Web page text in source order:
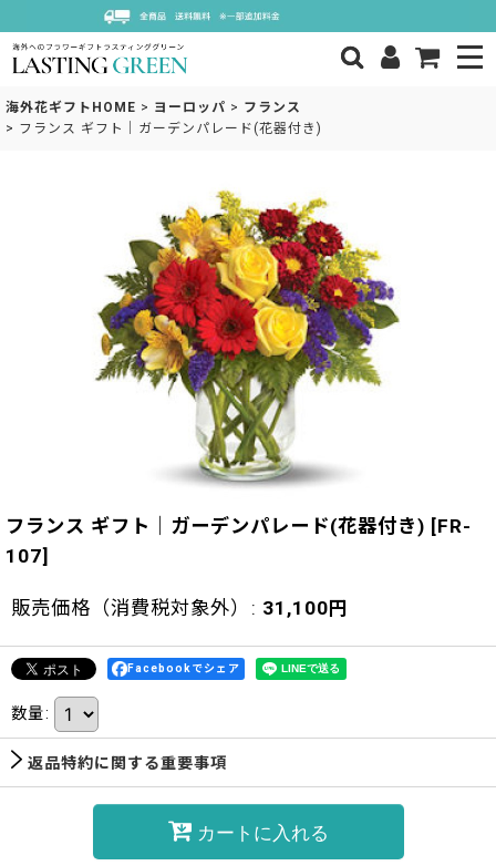
海外花ギフトHOME > ヨーロッパ > フランス
> フランス ギフト｜ガーデンパレード(花器付き)
フランス ギフト｜ガーデンパレード(花器付き) [FR-
107]
販売価格（消費税対象外） : 31,100 円
Facebookでシェア
数量:
返品特約に関する重要事項
カートに入れる